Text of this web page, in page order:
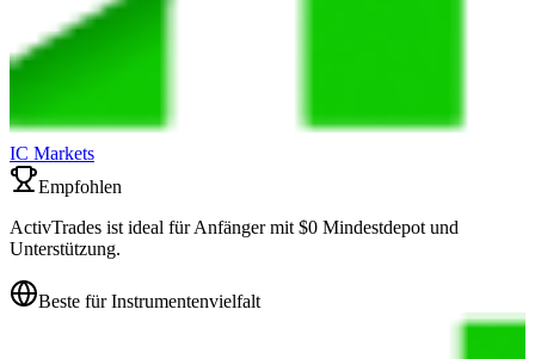
IC Markets
Empfohlen
ActivTrades ist ideal für Anfänger mit $0 Mindestdepot und
Unterstützung.
Beste für Instrumentenvielfalt